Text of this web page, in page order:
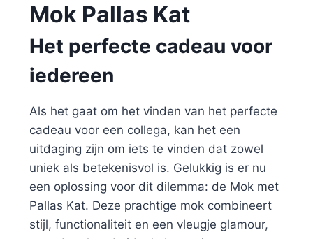
Mok Pallas Kat
Het perfecte cadeau voor
iedereen
Als het gaat om het vinden van het perfecte
cadeau voor een collega, kan het een
uitdaging zijn om iets te vinden dat zowel
uniek als betekenisvol is. Gelukkig is er nu
een oplossing voor dit dilemma: de Mok met
Pallas Kat. Deze prachtige mok combineert
stijl, functionaliteit en een vleugje glamour,